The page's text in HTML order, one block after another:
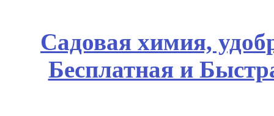
Садовая химия,
Бесплатная и